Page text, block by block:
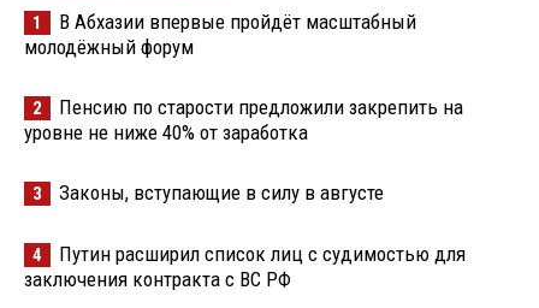
1
В Абхазии впервые пройдёт масштабный
молодёжный форум
2
Пенсию по старости предложили закрепить на
уровне не ниже 40% от заработка
3 Законы, вступающие в силу в августе
4
Путин расширил список лиц с судимостью для
заключения контракта с ВС РФ